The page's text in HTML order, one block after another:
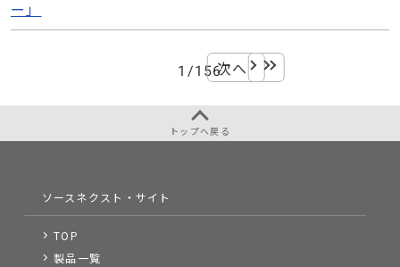
ー」
く
1 /156次へ 最後
トップへ戻る
ソースネクスト・サイト
TOP
製品一覧